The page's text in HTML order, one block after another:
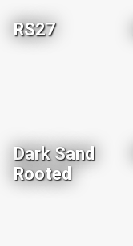
RS27
Dark Sand
Rooted